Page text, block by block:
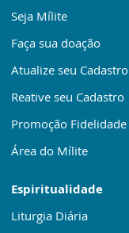
Seja Mílite
Faça sua doação
Atualize seu Cadastro
Reative seu Cadastro
Promoção Fidelidade
Área do Mílite
Espiritualidade
Liturgia Diária